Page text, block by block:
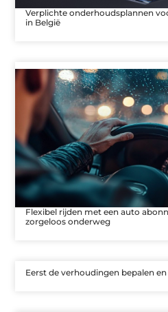
Verplichte onderhoudsplannen
in België
Flexibel rijden met een auto
zorgeloos onderweg
Eerst de verhoudingen bepalen